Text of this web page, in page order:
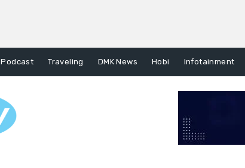
Podcast Traveling DMK News Hobi Infotainment